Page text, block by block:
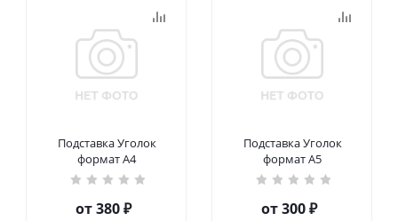
Подставка Уголок
формат А4
от380 ₽
Подставка Уголок
формат А5
от300 ₽